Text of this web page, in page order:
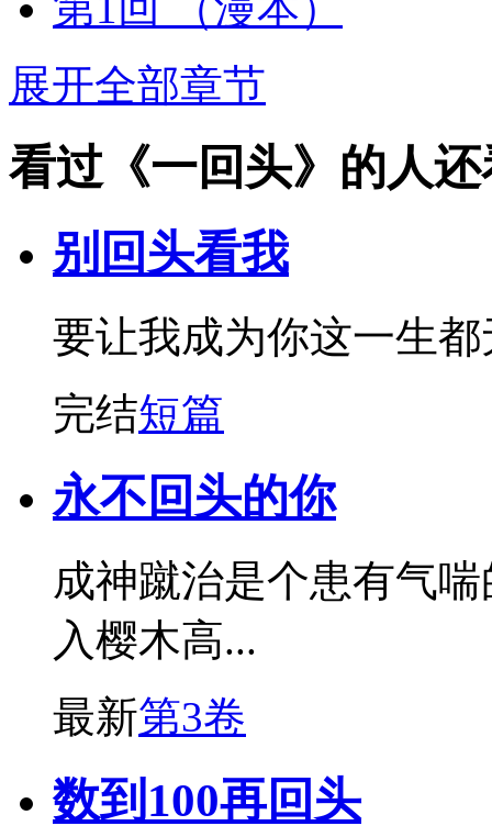
展开全部章节
看过《一回头》的人
别回头看我
要让我成为你这一生
完结短篇
永不回头的你
成神蹴治是个患有气
入樱木高...
最新第3卷
数到100再回头